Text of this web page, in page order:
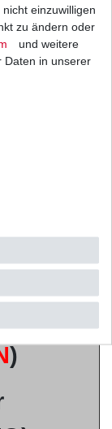
)
einzuwilligen
zu ändern oder
und weitere
Daten in unserer